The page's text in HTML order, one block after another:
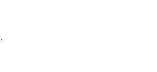
.